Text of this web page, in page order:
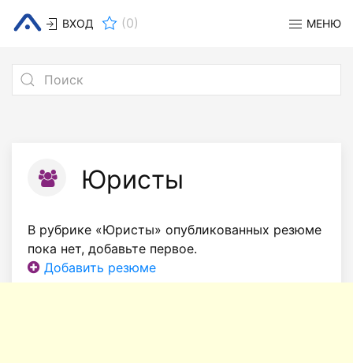
ВХОД (0) МЕНЮ
Юристы
В рубрике «Юристы» опубликованных резюме
пока нет, добавьте первое.
Добавить резюме